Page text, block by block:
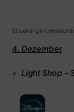
Streaming information
4. Dezember
+ Light Shop –